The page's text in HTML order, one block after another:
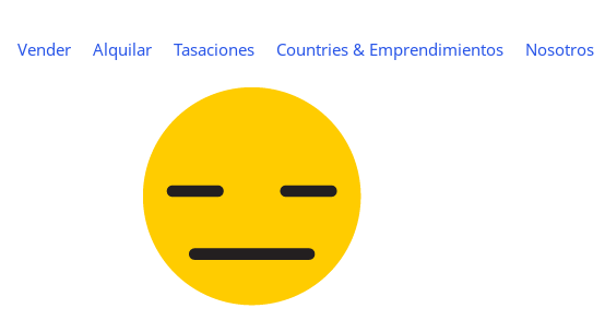
Vender Alquilar Tasaciones Countries & Emprendimientos Nosotros